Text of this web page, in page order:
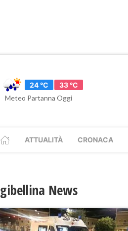
24 °C
33 °C
Meteo Partanna Oggi
ATTUALITÀ CRONACA
gibellina News